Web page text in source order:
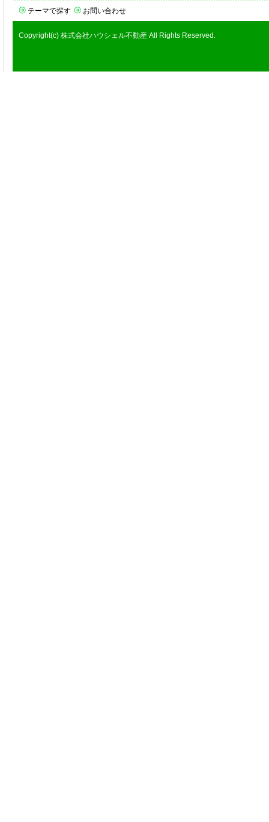
テーマで探す お問い合わせ
Copyright(c) 株式会社ハウシェル不動産 All Rights Reserved.